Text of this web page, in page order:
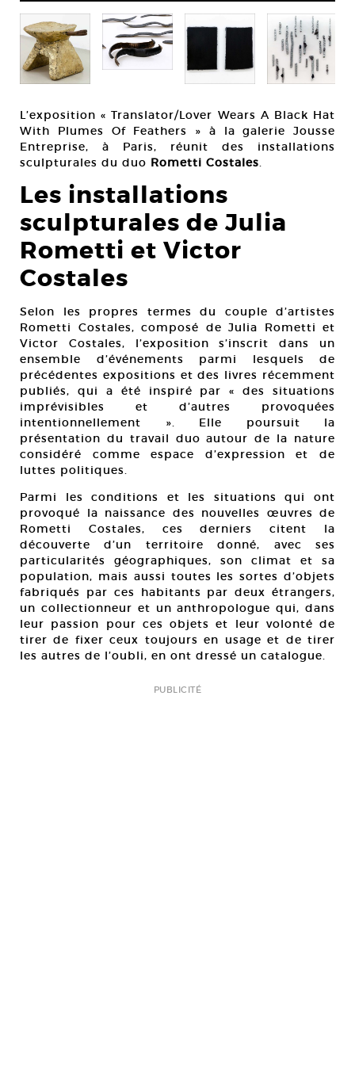
L’exposition « Translator/Lover Wears A Black Hat
With Plumes Of Feathers » à la galerie Jousse
Entreprise, à Paris, réunit des installations
sculpturales du duo Rometti Costales.
Les installations
sculpturales de Julia
Rometti et Victor
Costales
Selon les propres termes du couple d’artistes
Rometti Costales, composé de Julia Rometti et
Victor Costales, l’exposition s’inscrit dans un
ensemble d’évé­nements parmi lesquels de
précédentes expositions et des livres récemment
publiés, qui a été inspiré par « des situations
imprévisibles et d’autres provoquées
intentionnellement ». Elle poursuit la
présentation du travail duo autour de la nature
considéré comme espace d’expression et de
luttes politiques.
Parmi les conditions et les situations qui ont
provoqué la naissance des nouvelles œuvres de
Rometti Costales, ces derniers citent la
découverte d’un territoire donné, avec ses
particularités géographiques, son climat et sa
population, mais aussi toutes les sortes d’objets
fabriqués par ces habitants par deux étrangers,
un collectionneur et un anthropologue qui, dans
leur passion pour ces objets et leur volonté de
tirer de fixer ceux toujours en usage et de tirer
les autres de l’oubli, en ont dressé un catalogue.
PUBLICITÉ